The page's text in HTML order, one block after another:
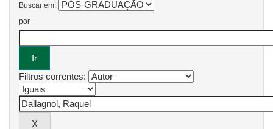
Buscar em:
por
Filtros correntes: